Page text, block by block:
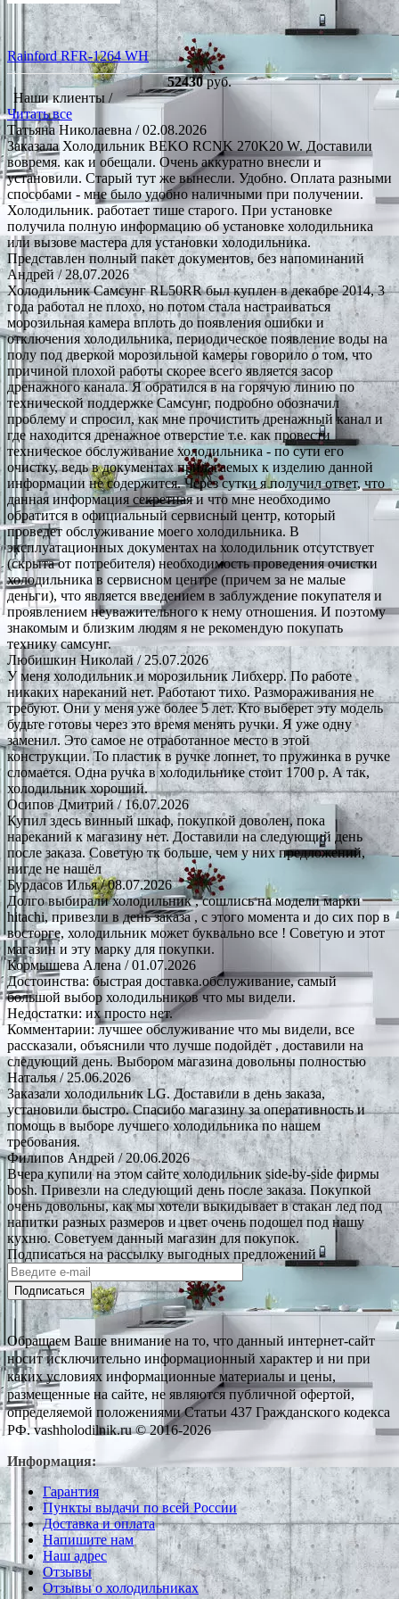
Rainford RFR-1264 WH
52430руб.
Наши клиенты /
Читать все
Татьяна Николаевна / 02.08.2026
Заказала Холодильник BEKO RCNK 270K20 W. Доставили
вовремя. как и обещали. Очень аккуратно внесли и
установили. Старый тут же вынесли. Удобно. Оплата разными
способами - мне было удобно наличными при получении.
Холодильник. работает тише старого. При установке
получила полную информацию об установке холодильника
или вызове мастера для установки холодильника.
Представлен полный пакет документов, без напоминаний
Андрей/ 28.07.2026
Холодильник Самсунг RL50RR был куплен в декабре 2014, 3
года работал не плохо, но потом стала настраиваться
морозильная камера вплоть до появления ошибки и
отключения холодильника, периодическое появление воды на
полу под дверкой морозильной камеры говорило о том, что
причиной плохой работы скорее всего является засор
дренажного канала. Я обратился в на горячую линию по
технической поддержке Самсунг, подробно обозначил
проблему и спросил, как мне прочистить дренажный канал и
где находится дренажное отверстие т.е. как провести
техническое обслуживание холодильника - по сути его
очистку, ведь в документах прилагаемых к изделию данной
информации не содержится. Через сутки я получил ответ, что
данная информация секретная и что мне необходимо
обратится в официальный сервисный центр, который
проведет обслуживание моего холодильника. В
эксплуатационных документах на холодильник отсутствует
(скрыта от потребителя) необходимость проведения очистки
холодильника в сервисном центре (причем за не малые
деньги), что является введением в заблуждение покупателя и
проявлением неуважительного к нему отношения. И поэтому
знакомым и близким людям я не рекомендую покупать
технику самсунг.
Любишкин Николай/ 25.07.2026
У меня холодильник и морозильник Либхерр. По работе
никаких нареканий нет. Работают тихо. Размораживания не
требуют. Они у меня уже более 5 лет. Кто выберет эту модель
будьте готовы через это время менять ручки. Я уже одну
заменил. Это самое не отработанное место в этой
конструкции. То пластик в ручке лопнет, то пружинка в ручке
сломается. Одна ручка в холодильнике стоит 1700 р. А так,
холодильник хороший.
Осипов Дмитрий/ 16.07.2026
Купил здесь винный шкаф, покупкой доволен, пока
нареканий к магазину нет. Доставили на следующий день
после заказа. Советую тк больше, чем у них предложений,
нигде не нашёл
Бурдасов Илья/ 08.07.2026
Долго выбирали холодильник , сошлись на модели марки
hitachi, привезли в день заказа , с этого момента и до сих пор в
восторге, холодильник может буквально все ! Советую и этот
магазин и эту марку для покупки.
Кормышева Алена / 01.07.2026
Достоинства: быстрая доставка.обслуживание, самый
большой выбор холодильников что мы видели.
Недостатки: их просто нет.
Комментарии: лучшее обслуживание что мы видели, все
рассказали, объяснили что лучше подойдёт , доставили на
следующий день. Выбором магазина довольны полностью
Наталья/ 25.06.2026
Заказали холодильник LG. Доставили в день заказа,
установили быстро. Спасибо магазину за оперативность и
помощь в выборе лучшего холодильника по нашем
требования.
Филипов Андрей / 20.06.2026
Вчера купили на этом сайте холодильник side-by-side фирмы
bosh. Привезли на следующий день после заказа. Покупкой
очень довольны, как мы хотели выкидывает в стакан лед под
напитки разных размеров и цвет очень подошел под нашу
кухню. Советуем данный магазин для покупок.
Подписаться на рассылку выгодных предложений
Подписаться
Обращаем Ваше внимание на то, что данный интернет-сайт
носит исключительно информационный характер и ни при
каких условиях информационные материалы и цены,
размещенные на сайте, не являются публичной офертой,
определяемой положениями Статьи 437 Гражданского кодекса
РФ. vashholodilnik.ru © 2016-2026
Информация:
Гарантия
Пункты выдачи по всей России
Доставка и оплата
Напишите нам
Наш адрес
Отзывы
Отзывы о холодильниках